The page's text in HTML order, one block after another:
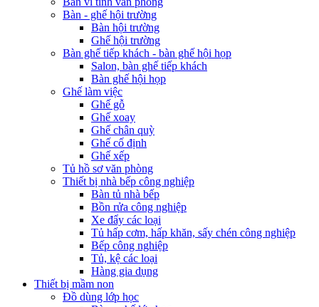
Bàn - ghế hội trường
Bàn hội trường
Ghế hội trường
Bàn ghế tiếp khách - bàn ghế hội họp
Salon, bàn ghế tiếp khách
Bàn ghế hội họp
Ghế làm việc
Ghế gỗ
Ghế xoay
Ghế chân quỳ
Ghế cố định
Ghế xếp
Tủ hồ sơ văn phòng
Thiết bị nhà bếp công nghiệp
Bàn tủ nhà bếp
Bồn rửa công nghiệp
Xe đẩy các loại
Tủ hấp cơm, hấp khăn, sấy chén công nghiệp
Bếp công nghiệp
Tủ, kệ các loại
Hàng gia dụng
Thiết bị mầm non
Đồ dùng lớp học